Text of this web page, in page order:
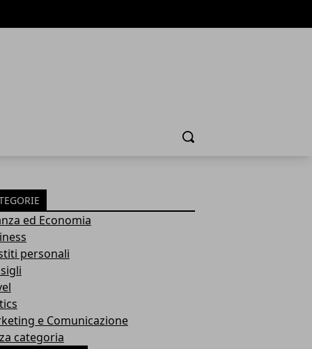
Cerca
ed Economia
personali
e Comunicazione
categoria